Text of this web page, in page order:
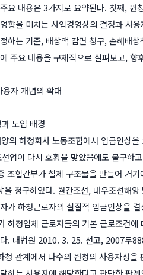
요 내용은 3가지로 요약된다. 첫째,
향을 미치는 사업경영상의 결정과 사
하는 기준, 배상액 감면 청구, 손해배
주요 내용을 구체적으로 살펴보고,
자 개념의 확대
도입 배경
의 하청회사 노동조합에서 임금인상
업이 다시 호황을 맞았음에도 불구하
조합간부가 철제 구조물을 만들어 거
을 청구하였다. 월간조선, 대우조선해
가 하청근로자의 실질적 임금인상을
하청업체 근로자들의 기본 근로조건
. 대법원 2010. 3. 25. 선고, 2007두
청 관계에서 다수의 원청의 사용자성